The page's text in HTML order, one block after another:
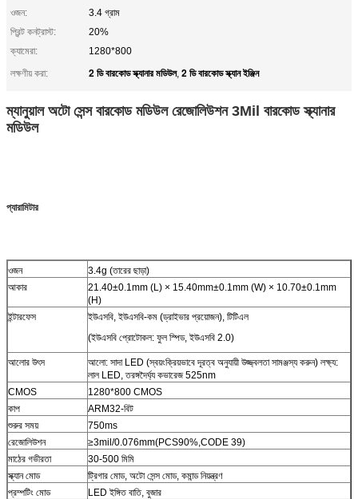
ওজন:
3.4 গ্রাম
প্রিন্ট কনট্রাস্ট:
20%
ক্যামেরা:
1280*800
লক্ষণীয় করা:
2 ডি বারকোড স্ক্যানার মডিউল, 2 ডি বারকোড স্ক্যান ইঞ্জিন
ম্যানুয়াল অটো সেন্স বারকোড মডিউল রেজোলিউশন 3Mil বারকোড স্ক্যানার
মডিউল
প্যারামিটার
ওজন
3.4g (তারের ছাড়া)
আকার
21.40±0.1mm (L) × 15.40mm±0.1mm (W) × 10.70±0.1mm
(H)
ইন্টারফেস
ইউএসবি, ইউএসবি-কম (ড্রাইভার প্রয়োজন), টিটিএল
(ইউএসবি প্রোটোকল: ফুল স্পিড, ইউএসবি 2.0)
আলোর উৎস
আলো: সাদা LED (স্বয়ংক্রিয়ভাবে দূরত্ব অনুযায়ী উজ্জ্বলতা সামঞ্জস্য করুন) লক্ষ্য:
লাল LED, তরঙ্গদৈর্ঘ্য কভারেজ 525nm
CMOS
1280*800 CMOS
কাপ
ARM32-বিট
শুরুর সময়
750ms
রেজোলিউশন
≥3mil/0.076mm(PCS90%,CODE 39)
মাঠের গভীরতা
30-500 মিমি
স্ক্যান মোড
ট্রিগার মোড, অটো সেন্স মোড, কমান্ড নিয়ন্ত্রণ
প্রম্পটিং মোড
LED ইঙ্গিত বাতি, বুজার